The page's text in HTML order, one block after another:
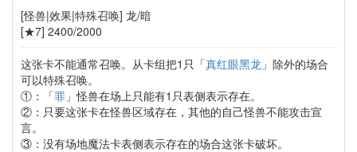
[怪兽|效果|特殊召唤] 龙/暗
[★7] 2400/2000
这张卡不能通常召唤。从卡组把1只「真红眼黑龙 」除外的场合
可以特殊召唤。
①：「罪」怪兽在场上只能有1只表侧表示存在。
②：只要这张卡在怪兽区域存在，其他的自己怪兽不能攻击宣
言。
③：没有场地魔法卡表侧表示存在的场合这张卡破坏。